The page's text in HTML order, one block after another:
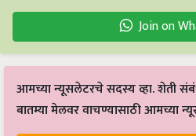
Join on
आमच्या न्यूसलेटरचे सदस्य व्हा. शेती
बातम्या मेलवर वाचण्यासाठी आमच्या